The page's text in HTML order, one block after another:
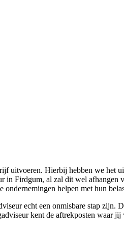
uitvoeren. Hierbij hebben we het
in Firdgum, al zal dit wel
helpen met hun
echt een onmisbare stap zijn.
kent de aftrekposten waar